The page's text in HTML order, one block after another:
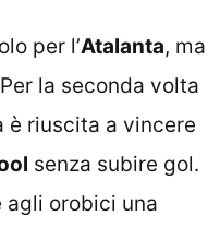
per l’Atalanta, ma
la seconda volta
è riuscita a vincere
senza subire gol.
agli orobici una